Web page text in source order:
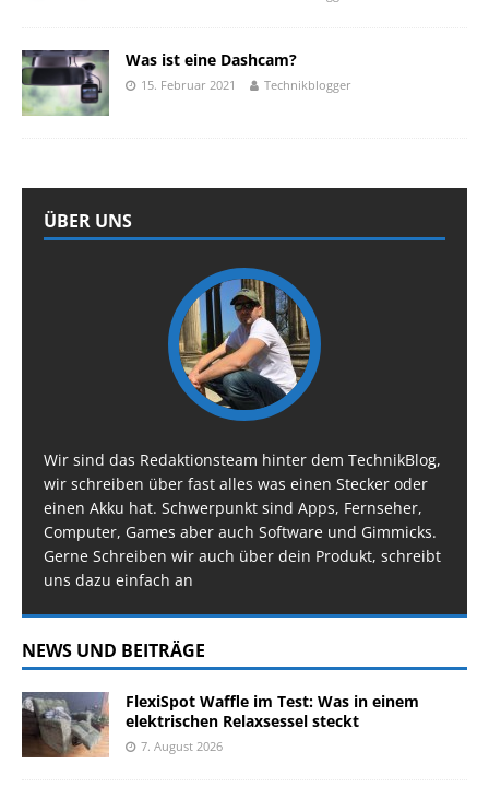
Was ist eine Dashcam?
15. Februar 2021 Technikblogger
ÜBER UNS
Wir sind das Redaktionsteam hinter dem TechnikBlog,
wir schreiben über fast alles was einen Stecker oder
einen Akku hat. Schwerpunkt sind Apps, Fernseher,
Computer, Games aber auch Software und Gimmicks.
Gerne Schreiben wir auch über dein Produkt, schreibt
uns dazu einfach an
NEWS UND BEITRÄGE
FlexiSpot Waffle im Test: Was in einem
elektrischen Relaxsessel steckt
7. August 2026